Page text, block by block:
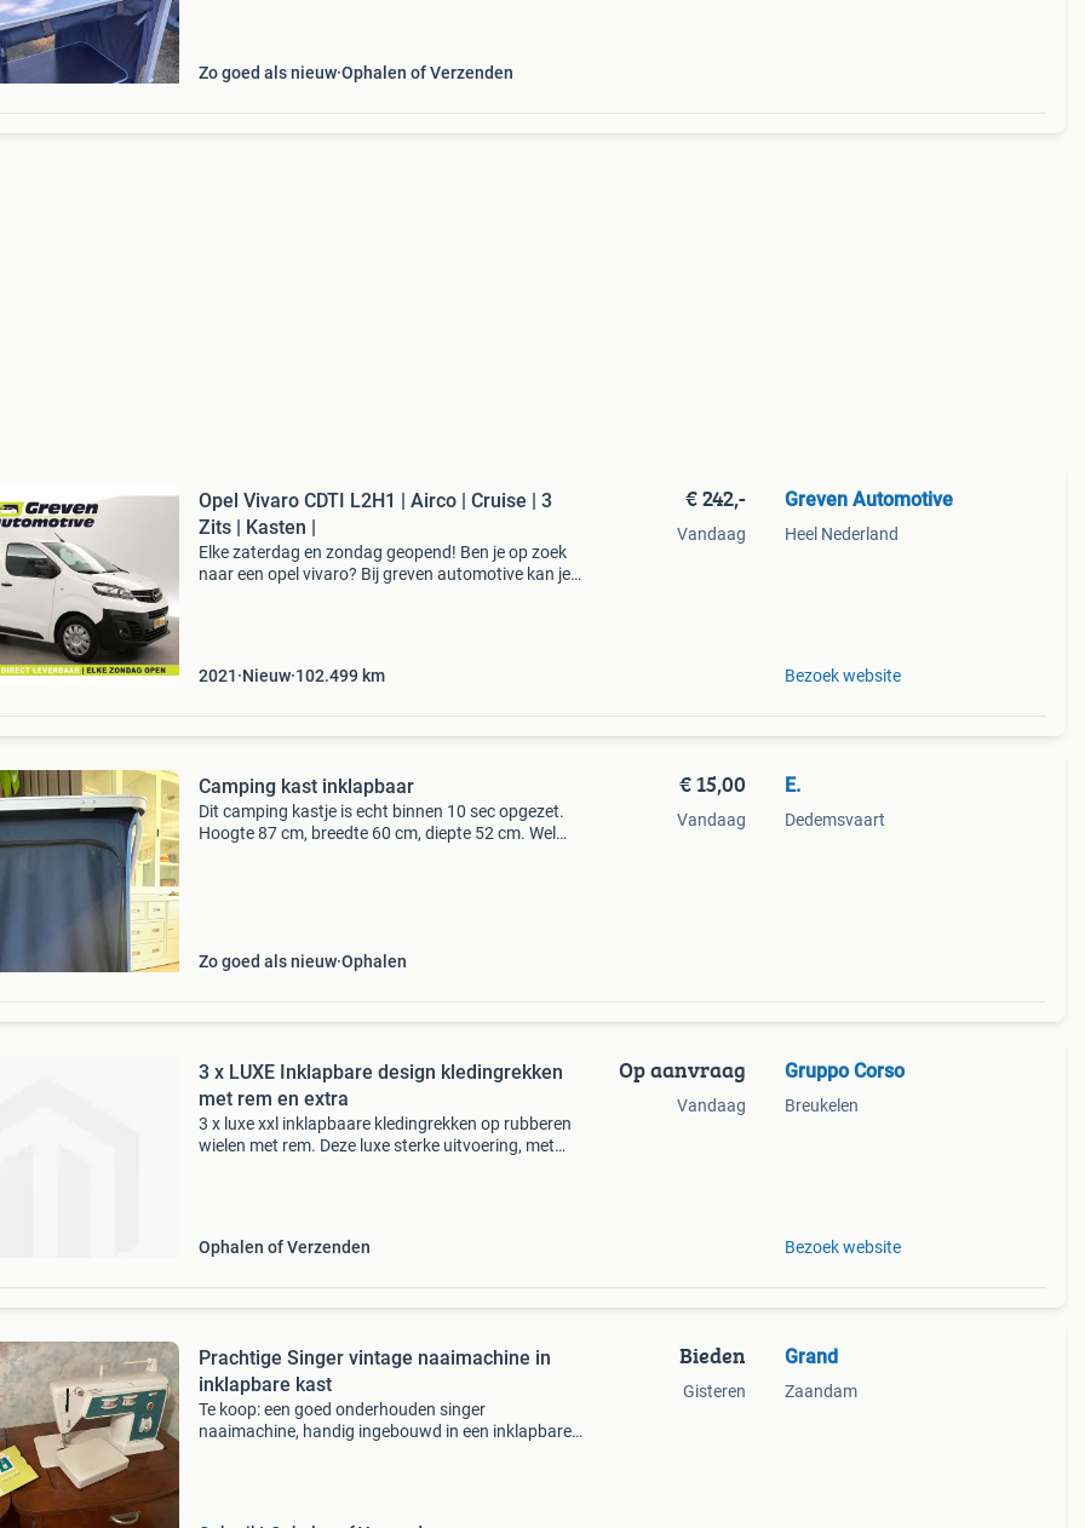
Zo goed als nieuw Ophalen of Verzenden
Opel Vivaro CDTI L2H1 | Airco | Cruise | 3
Zits | Kasten |
Elke zaterdag en zondag geopend! Ben je op zoek
naar een opel vivaro? Bij greven automotive kan je
2021 Nieuw 102.499 km
€ 242,-
Vandaag
Greven Automotive
Heel Nederland
Bezoek website
Camping kast inklapbaar
Dit camping kastje is echt binnen 10 sec opgezet.
Hoogte 87 cm, breedte 60 cm, diepte 52 cm. Wel
Zo goed als nieuw Ophalen
€ 15,00
Vandaag
E.
Dedemsvaart
3 x LUXE Inklapbare design kledingrekken
met rem en extra
3 x luxe xxl inklapbaare kledingrekken op rubberen
wielen met rem. Deze luxe sterke uitvoering, met
Ophalen of Verzenden
Op aanvraag
Vandaag
Gruppo Corso
Breukelen
Bezoek website
Prachtige Singer vintage naaimachine in
inklapbare kast
Te koop: een goed onderhouden singer
naaimachine, handig ingebouwd in een inklapbare
Bieden
Gisteren
Grand
Zaandam